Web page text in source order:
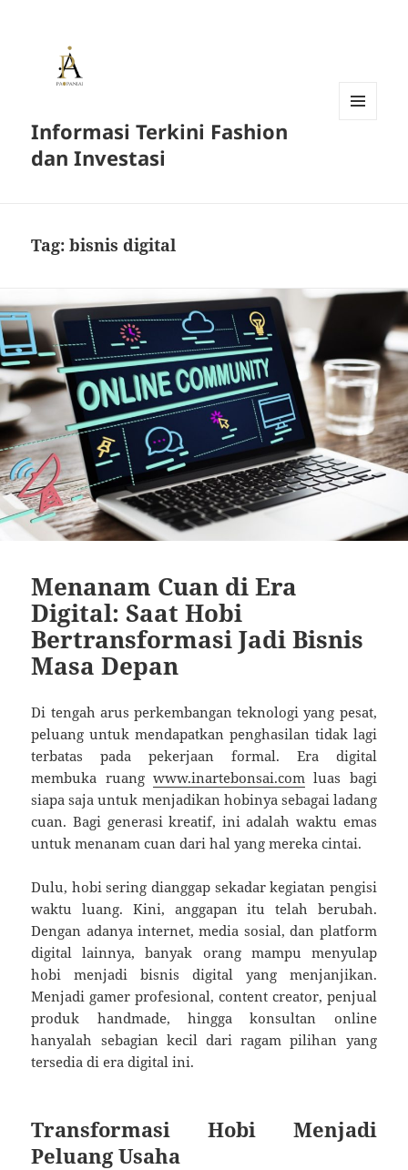
Informasi Terkini Fashion
dan Investasi
Tag:bisnis digital
Menanam Cuan di Era
Digital: Saat Hobi
Bertransformasi Jadi Bisnis
Masa Depan
Di tengah arus perkembangan teknologi yang pesat,
peluang untuk mendapatkan penghasilan tidak lagi
terbatas pada pekerjaan formal. Era digital
membuka ruang www.inartebonsai.com luas bagi
siapa saja untuk menjadikan hobinya sebagai ladang
cuan. Bagi generasi kreatif, ini adalah waktu emas
untuk menanam cuan dari hal yang mereka cintai.
Dulu, hobi sering dianggap sekadar kegiatan pengisi
waktu luang. Kini, anggapan itu telah berubah.
Dengan adanya internet, media sosial, dan platform
digital lainnya, banyak orang mampu menyulap
hobi menjadi bisnis digital yang menjanjikan.
Menjadi gamer profesional, content creator, penjual
produk handmade, hingga konsultan online
hanyalah sebagian kecil dari ragam pilihan yang
tersedia di era digital ini.
Transformasi Hobi Menjadi
Peluang Usaha